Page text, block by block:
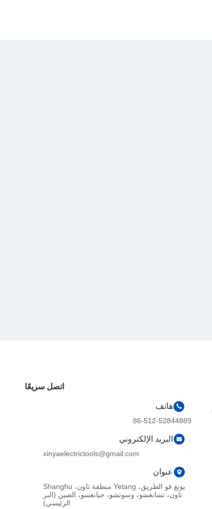
اتصل سريعًا
هاتف
86-512-52844889
البريد الإلكتروني
xinyaelectrictools@gmail.com
عنوان
يونغ فو الطريق، Yetang منطقة تاون، Shanghu
تاون، تشانغشو، وسوتشو، جيانغسو، الصين (البر
الرئيسي)